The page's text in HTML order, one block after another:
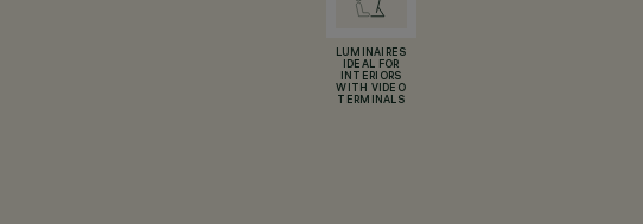
LUMINAIRES
IDEAL FOR
INTERIORS
WITH VIDEO
TERMINALS